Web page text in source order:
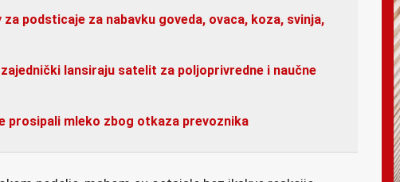
za podsticaje za nabavku goveda, ovaca, koza, svinja,
lansiraju satelit za poljoprivredne i naučne
prosipali mleko zbog otkaza prevoznika